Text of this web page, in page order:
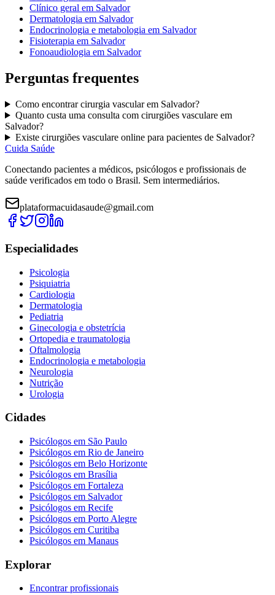
Clínico geral em Salvador
Dermatologia em Salvador
Endocrinologia e metabologia em Salvador
Fisioterapia em Salvador
Fonoaudiologia em Salvador
Perguntas frequentes
Como encontrarcirurgia vascularem Salvador?
Quanto custa uma consulta com cirurgiões vasculareem
Salvador?
Existe cirurgiões vasculareonline para pacientes de Salvador?
Cuida Saúde
Conectando pacientes a médicos, psicólogos e profissionais de
saúde verificados em todo o Brasil. Sem intermediários.
plataformacuidasaude@gmail.com
Especialidades
Psicologia
Psiquiatria
Cardiologia
Dermatologia
Pediatria
Ginecologia e obstetrícia
Ortopedia e traumatologia
Oftalmologia
Endocrinologia e metabologia
Neurologia
Nutrição
Urologia
Cidades
Psicólogos em São Paulo
Psicólogos em Rio de Janeiro
Psicólogos em Belo Horizonte
Psicólogos em Brasília
Psicólogos em Fortaleza
Psicólogos em Salvador
Psicólogos em Recife
Psicólogos em Porto Alegre
Psicólogos em Curitiba
Psicólogos em Manaus
Explorar
Encontrar profissionais